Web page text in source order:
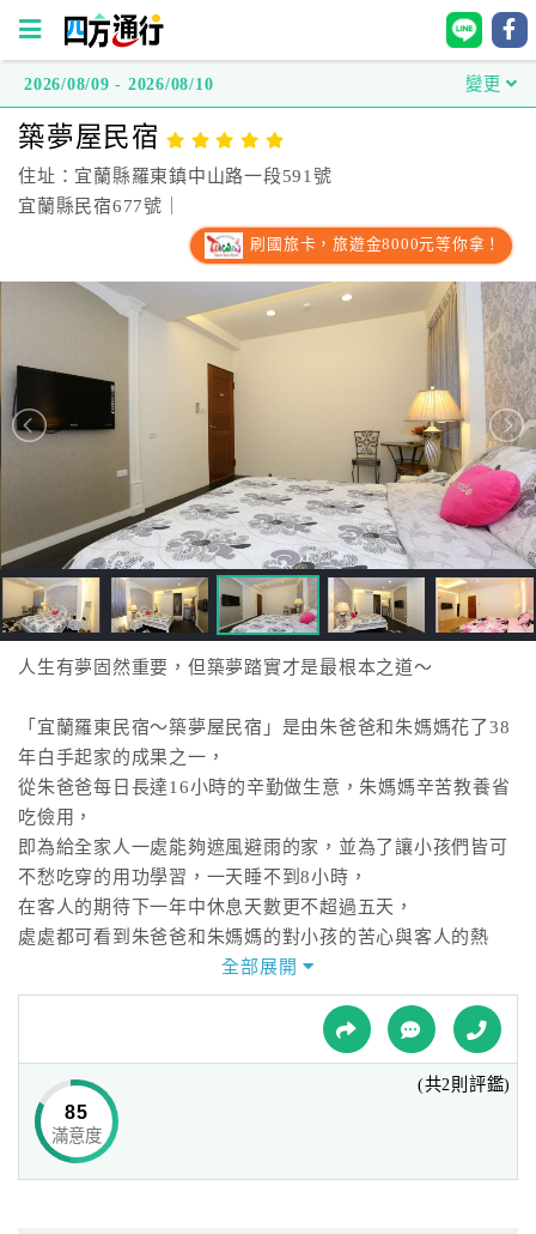
方
通
行
灣
房
接
飯
店
訂
HOT
特
色
民
宿
球
網
2026/08/09 - 2026/08/10 變更
築夢屋民宿
住址：宜蘭縣羅東鎮中山路一段591號
宜蘭縣民宿677號｜
刷國旅卡，旅遊金8000元等你拿！
人生有夢固然重要，但築夢踏實才是最根本之道～
「宜蘭羅東民宿～築夢屋民宿」是由朱爸爸和朱媽媽花了38
年白手起家的成果之一，
從朱爸爸每日長達16小時的辛勤做生意，朱媽媽辛苦教養省
吃儉用，
即為給全家人一處能夠遮風避雨的家，並為了讓小孩們皆可
不愁吃穿的用功學習，一天睡不到8小時，
在客人的期待下一年中休息天數更不超過五天，
處處都可看到朱爸爸和朱媽媽的對小孩的苦心與客人的熱
為了讓朱爸爸和朱媽媽能夠好好休息、養養老，並在2012年
開設「宜蘭羅東民宿～築夢屋民宿」，外觀有著平實樸素的
親切感，
走進內部空間中卻處處瀰漫者熱情溫馨的氛圍，在主人的親
切接待下，就像回到自家般的宜然自得。
全部展開
85
滿意度
(共2則評鑑)